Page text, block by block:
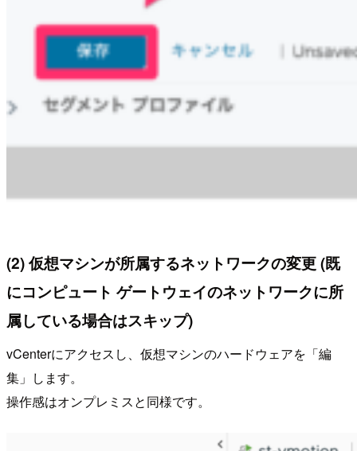
(2) 仮想マシンが所属するネットワークの変更 (既
にコンピュート ゲートウェイのネットワークに所
属している場合はスキップ)
vCenterにアクセスし、仮想マシンのハードウェアを「編
集」します。
操作感はオンプレミスと同様です。